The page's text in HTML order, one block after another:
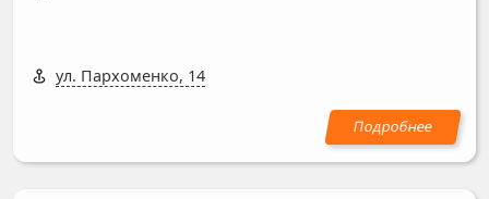
ул. Пархоменко, 14